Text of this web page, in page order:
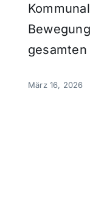
März 16, 2026